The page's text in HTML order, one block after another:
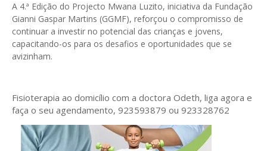
A 4.ª Edição do Projecto Mwana Luzito, iniciativa da Fundação
Gianni Gaspar Martins (GGMF), reforçou o compromisso de
continuar a investir no potencial das crianças e jovens,
capacitando-os para os desafios e oportunidades que se
avizinham.
Fisioterapia ao domicílio com a doctora Odeth, liga agora e
faça o seu agendamento, 923593879 ou 923328762